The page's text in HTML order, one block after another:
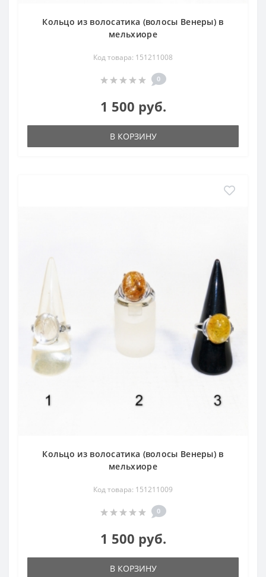
Кольцо из волосатика (волосы Венеры) в
мельхиоре
Код товара: 151211008
0
1 500 руб.
В КОРЗИНУ
Кольцо из волосатика (волосы Венеры) в
мельхиоре
Код товара: 151211009
0
1 500 руб.
В КОРЗИНУ